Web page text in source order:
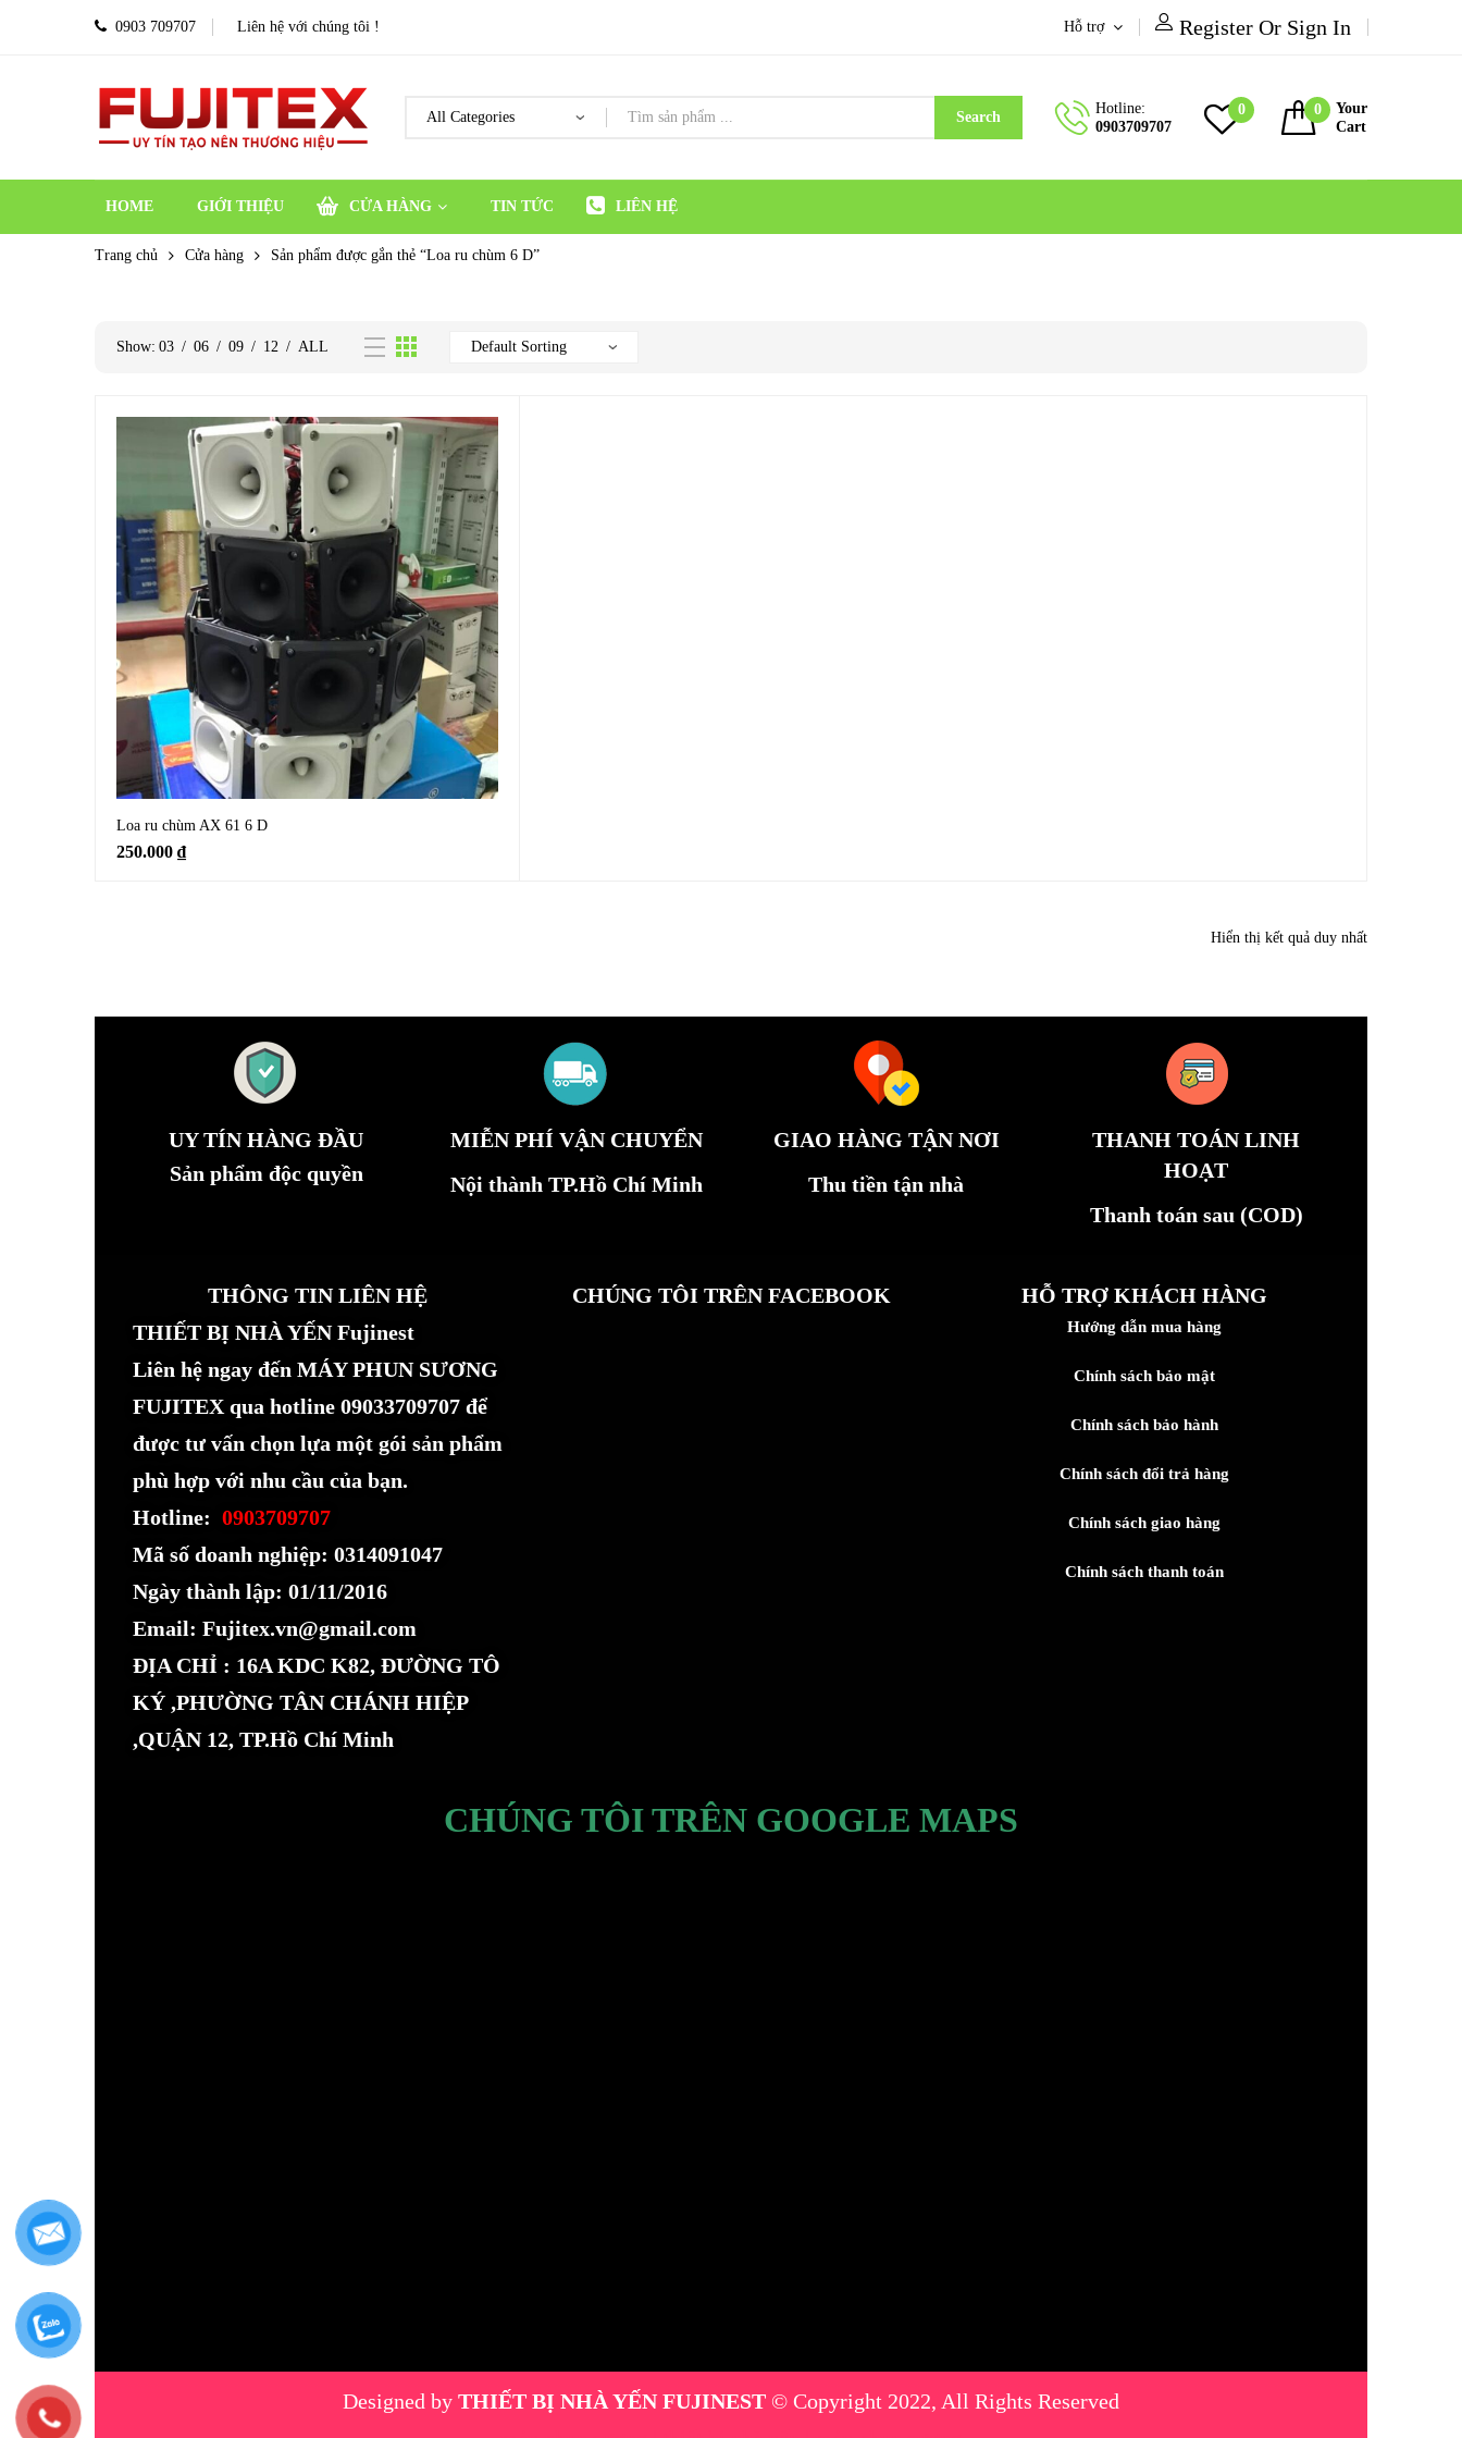
0903 709707 Liên hệ với chúng tôi ! Hỗ trợ Register Or Sign In
Search
Hotline:
0903709707
0 0
Your
Cart
HOME GIỚI THIỆU CỬA HÀNG TIN TỨC LIÊN HỆ
Trang chủ Cửa hàng Sản phẩm được gắn thẻ “Loa ru chùm 6 D”
Show: 03 / 06 / 09 / 12 / ALL
Loa ru chùm AX 61 6 D
250.000 ₫
Hiển thị kết quả duy nhất
UY TÍN HÀNG ĐẦU
Sản phẩm độc quyền
MIỄN PHÍ VẬN CHUYỂN
Nội thành TP.Hồ Chí Minh
GIAO HÀNG TẬN NƠI
Thu tiền tận nhà
THANH TOÁN LINH
HOẠT
Thanh toán sau (COD)
THÔNG TIN LIÊN HỆ
THIẾT BỊ NHÀ YẾN Fujinest
Liên hệ ngay đến MÁY PHUN SƯƠNG
FUJITEX qua hotline 09033709707 để
được tư vấn chọn lựa một gói sản phẩm
phù hợp với nhu cầu của bạn.
Hotline: 0903709707
Mã số doanh nghiệp: 0314091047
Ngày thành lập: 01/11/2016
Email: Fujitex.vn@gmail.com
ĐỊA CHỈ : 16A KDC K82, ĐƯỜNG TÔ
KÝ ,PHƯỜNG TÂN CHÁNH HIỆP
,QUẬN 12, TP.Hồ Chí Minh
CHÚNG TÔI TRÊN FACEBOOK HỖ TRỢ KHÁCH HÀNG
Hướng dẫn mua hàng
Chính sách bảo mật
Chính sách bảo hành
Chính sách đổi trả hàng
Chính sách giao hàng
Chính sách thanh toán
CHÚNG TÔI TRÊN GOOGLE MAPS
Designed by THIẾT BỊ NHÀ YẾN FUJINEST © Copyright 2022, All Rights Reserved